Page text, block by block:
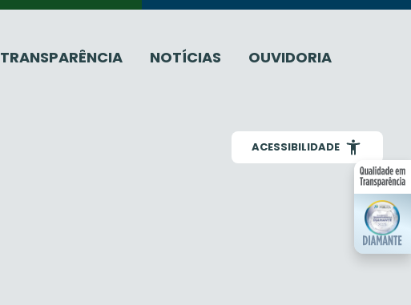
TRANSPARÊNCIA NOTÍCIAS OUVIDORIA
ACESSIBILIDADE